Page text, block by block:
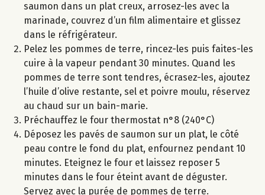
saumon dans un plat creux, arrosez-les avec la
marinade, couvrez d’un film alimentaire et glissez
dans le réfrigérateur.
Pelez les pommes de terre, rincez-les puis faites-les
cuire à la vapeur pendant 30 minutes. Quand les
pommes de terre sont tendres, écrasez-les, ajoutez
l’huile d’olive restante, sel et poivre moulu, réservez
au chaud sur un bain-marie.
Préchauffez le four thermostat n°8 (240°C)
Déposez les pavés de saumon sur un plat, le côté
peau contre le fond du plat, enfournez pendant 10
minutes. Eteignez le four et laissez reposer 5
minutes dans le four éteint avant de déguster.
Servez avec la purée de pommes de terre.